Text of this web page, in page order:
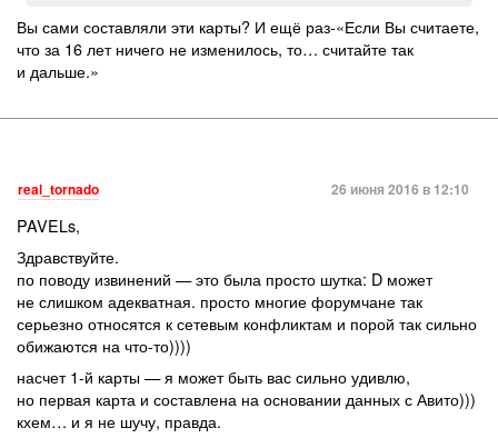
Вы сами составляли эти карты? И ещё раз-«Если Вы считаете,
что за 16 лет ничего не изменилось, то… считайте так
и дальше.»
real_tornado 26 июня 2016 в 12:10
PAVELs,
Здравствуйте.
по поводу извинений — это была просто шутка: D может
не слишком адекватная. просто многие форумчане так
серьезно относятся к сетевым конфликтам и порой так сильно
обижаются на что-то))))
насчет 1-й карты — я может быть вас сильно удивлю,
но первая карта и составлена на основании данных с Авито)))
кхем… и я не шучу, правда.